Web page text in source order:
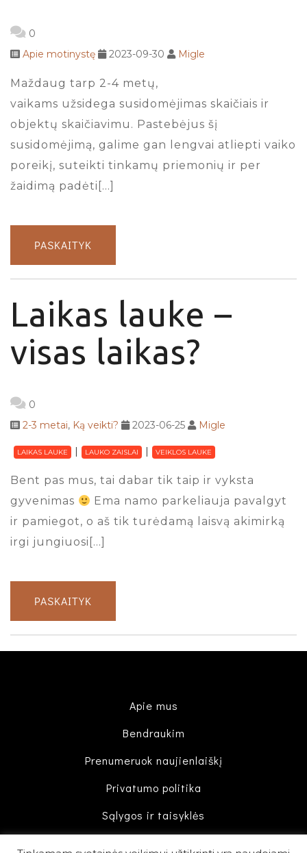
0
Apie motinystę
2023-09-30 Migle
Maždaug tarp 2-4 metų,
vaikams užsidega susidomėjimas skaičiais ir
objektų skaičiavimu. Pastebėjus šį
susidomėjimą, galime gan lengvai atliepti vaiko
poreikį, suteikti tinkamų priemonių ir per
žaidimą padėti[…]
PASKAITYK
Laikas lauke –
visas laikas?
0
2-3 metai, Ką veikti? 2023-06-25 Migle
LAIKAS LAUKE LAUKO ZAISLAI VEIKLOS LAUKE
Bent pas mus, tai dabar tik taip ir vyksta
gyvenimas
Ema namo parkeliauja pavalgyt
ir pamiegot, o aš tik turėdamą laisvą akimirką
irgi jungiuosi[…]
PASKAITYK
Apie mus
Bendraukim
Prenumeruok naujienlaiškį
Privatumo politika
Sąlygos ir taisyklės